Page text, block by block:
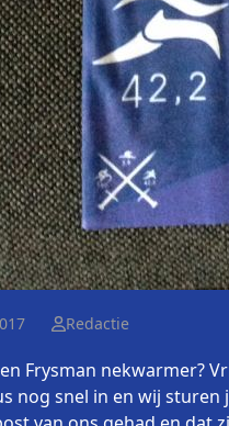
Redactie
Frysman nekwarmer?
nog snel in en wij